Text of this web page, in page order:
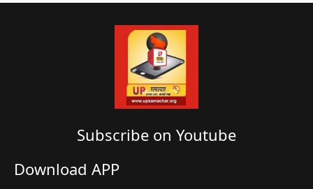
Subscribe on Youtube​
Download APP